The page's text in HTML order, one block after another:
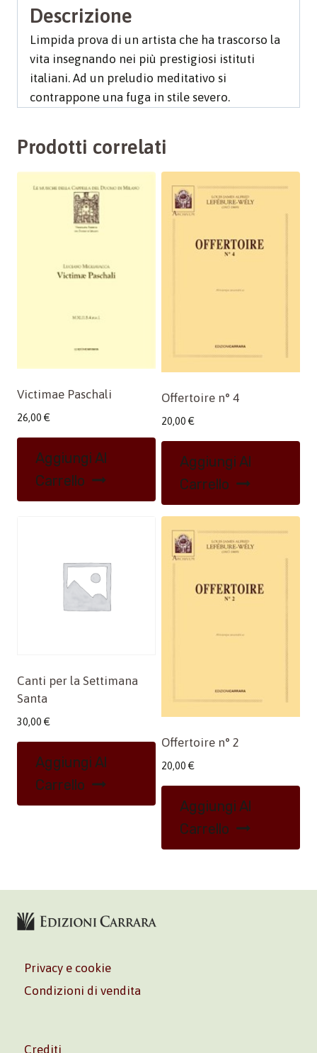
Descrizione
Limpida prova di un artista che ha trascorso la
vita insegnando nei più prestigiosi istituti
italiani. Ad un preludio meditativo si
contrappone una fuga in stile severo.
Prodotti correlati
Victimae Paschali
26,00 €
Aggiungi Al
Carrello
Offertoire n° 4
20,00 €
Aggiungi Al
Carrello
Canti per la Settimana
Santa
30,00 €
Aggiungi Al
Carrello
Offertoire n° 2
20,00 €
Aggiungi Al
Carrello
Privacy e cookie
Condizioni di vendita
Crediti